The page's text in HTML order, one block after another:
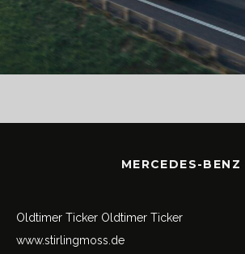
MERCEDES-BENZ
Oldtimer Ticker Oldtimer Ticker
www.stirlingmoss.de